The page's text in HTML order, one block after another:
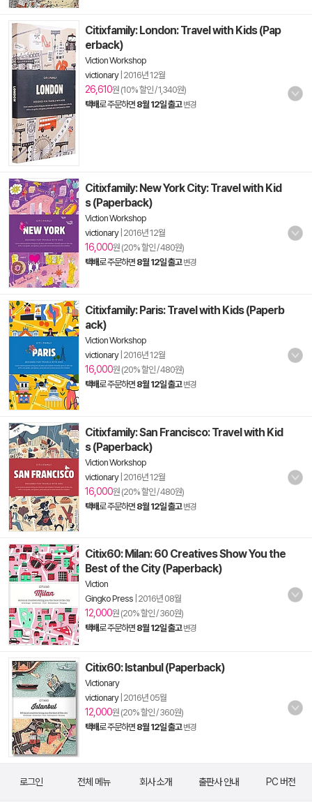
Citixfamily: London: Travel with Kids (Pap
erback)
Viction Workshop
victionary| 2016년 12월
26,610원 (10% 할인 / 1,340원)
택배로 주문하면 8월 12일 출고 변경
Citixfamily: New York City: Travel with Kid
s (Paperback)
Viction Workshop
victionary| 2016년 12월
16,000원 (20% 할인 / 480원)
택배로 주문하면 8월 12일 출고 변경
Citixfamily: Paris: Travel with Kids (Paperb
ack)
Viction Workshop
victionary| 2016년 12월
16,000원 (20% 할인 / 480원)
택배로 주문하면 8월 12일 출고 변경
Citixfamily: San Francisco: Travel with Kid
s (Paperback)
Viction Workshop
victionary| 2016년 12월
16,000원 (20% 할인 / 480원)
택배로 주문하면 8월 12일 출고 변경
Citix60: Milan: 60 Creatives Show You the
Best of the City (Paperback)
Viction
Gingko Press 2016년 08월
12,000원 (20% 할인 / 360원)
택배로 주문하면 8월 12일 출고 변경
Citix60: Istanbul (Paperback)
Victionary
victionary| 2016년 05월
12,000원 (20% 할인 / 360원)
택배로 주문하면 8월 12일 출고 변경
로그인 전체 메뉴 회사 소개 출판사 안내 PC 버전